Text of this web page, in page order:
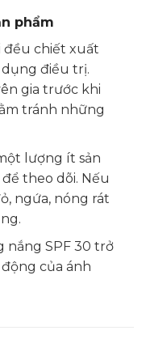
phẩm
đều chiết xuất
điều trị.
gia trước khi
tránh những
lượng ít sản
theo dõi. Nếu
ngứa, nóng rát
nắng SPF 30 trở
của ánh